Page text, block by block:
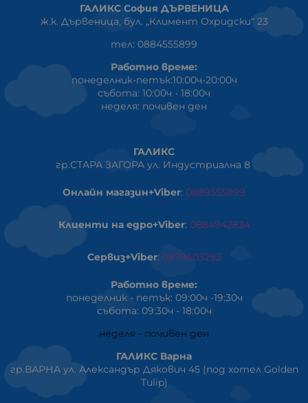
ГАЛИКС София ДЪРВЕНИЦА
ж.к. Дървеница, бул. „Климент Охридски“ 23
тел: 0884555899
Работно време:
понеделник-петък:10:00ч-20:00ч
събота: 10:00ч - 18:00ч
неделя: почивен ден
ГАЛИКС
гр.СТАРА ЗАГОРА ул. Индустриална 8
Онлайн магазин+Viber: 0889555899
Клиенти на едро+Viber: 0884942834
Сервиз+Viber: 0879603293
Работно време:
понеделник - петък: 09:00ч -19:30ч
събота: 09:30ч - 18:00ч
неделя - почивен ден
ГАЛИКС Варна
гр.ВАРНА ул. Александър Дякович 45 (под хотел Golden
Tulip)